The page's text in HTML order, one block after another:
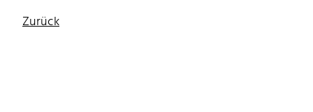
Zurück